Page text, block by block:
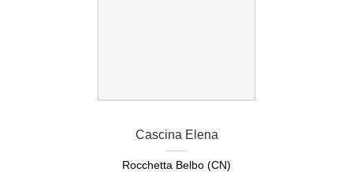
Cascina Elena
Rocchetta Belbo (CN)